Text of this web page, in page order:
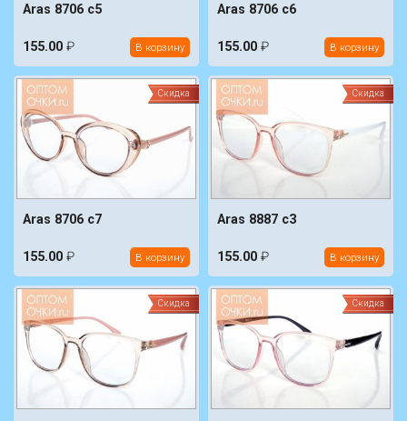
Aras 8706 c5
155.00 ₽ В корзину
Aras 8706 c6
155.00 ₽ В корзину
Скидка
Aras 8706 c7
155.00 ₽ В корзину
Скидка
Aras 8887 c3
155.00 ₽ В корзину
Скидка Скидка